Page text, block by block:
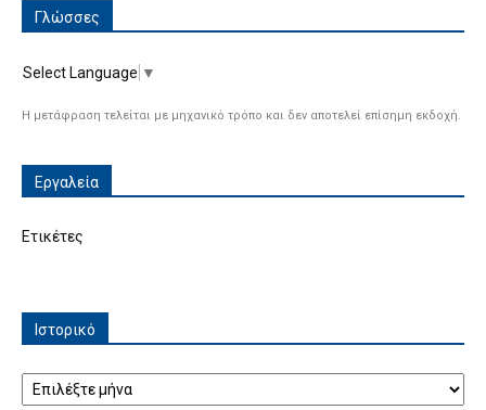
Γλώσσες
Select Language ▼
Η μετάφραση τελείται με μηχανικό τρόπο και δεν αποτελεί επίσημη εκδοχή.
Εργαλεία
Ετικέτες
Ιστορικό